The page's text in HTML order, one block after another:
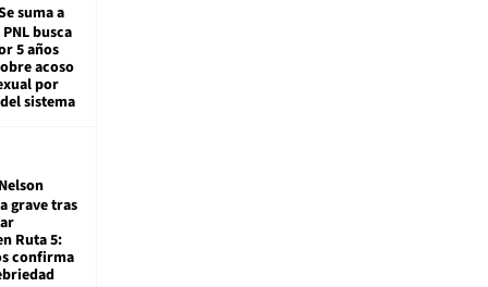
suma a
busca
5 años
acoso
por
sistema
Nelson
grave tras
Ruta 5:
confirma